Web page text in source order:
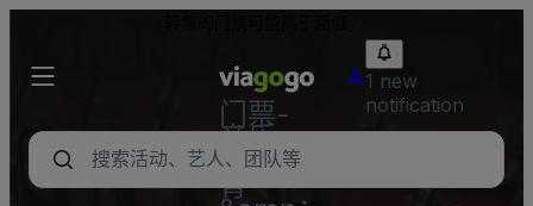
门票-
音乐
会，体
育
1 new
notification